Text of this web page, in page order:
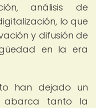
análisis de
lo que
y difusión de
en la era
han dejado un
abarca tanto la